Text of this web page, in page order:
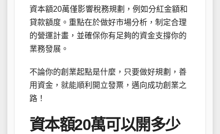
資本額20萬僅影響稅務規劃，例如分紅金額和
貸款額度。重點在於做好市場分析，制定合理
的營運計畫，並確保你有足夠的資金支撐你的
業務發展。
不論你的創業起點是什麼，只要做好規劃，善
用資金，就能順利開立發票，邁向成功創業之
路！
資本額20萬可以開多少